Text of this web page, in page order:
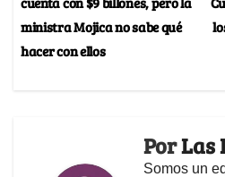
ministra Mojica no sabe qué
hacer con ellos
PorLas
Somos un